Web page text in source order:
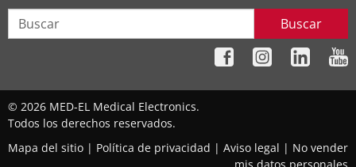
Buscar
© 2026 MED-EL Medical Electronics.
Todos los derechos reservados.
Mapa del sitio | Política de privacidad | Aviso legal | No vender